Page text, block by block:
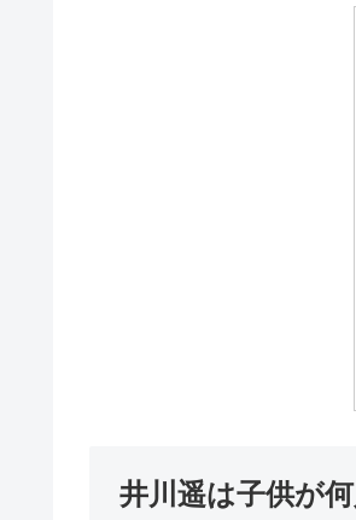
井川遥は子供が